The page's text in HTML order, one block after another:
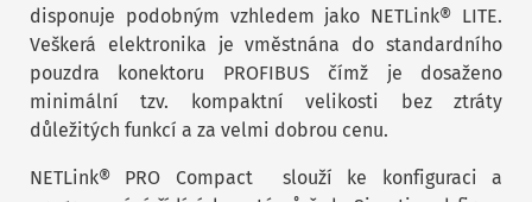
disponuje podobným vzhledem jako NETLink® LITE.
Veškerá elektronika je vměstnána do standardního
pouzdra konektoru PROFIBUS čímž je dosaženo
minimální tzv. kompaktní velikosti bez ztráty
důležitých funkcí a za velmi dobrou cenu.
NETLink® PRO Compact slouží ke konfiguraci a